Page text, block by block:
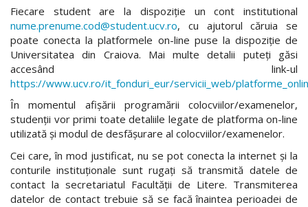
Fiecare student are la dispoziție un cont institutional
nume.prenume.cod@student.ucv.ro, cu ajutorul căruia se
poate conecta la platformele on-line puse la dispoziție de
Universitatea din Craiova. Mai multe detalii puteți găsi
accesând link-ul
https://www.ucv.ro/it_fonduri_eur/servicii_web/
În momentul afișării programării colocviilor/examenelor,
studenții vor primi toate detaliile legate de platforma on-line
utilizată și modul de desfășurare al colocviilor/examenelor.
Cei care, în mod justificat, nu se pot conecta la internet și la
conturile instituționale sunt rugați să transmită datele de
contact la secretariatul Facultății de Litere. Transmiterea
datelor de contact trebuie să se facă înaintea perioadei de